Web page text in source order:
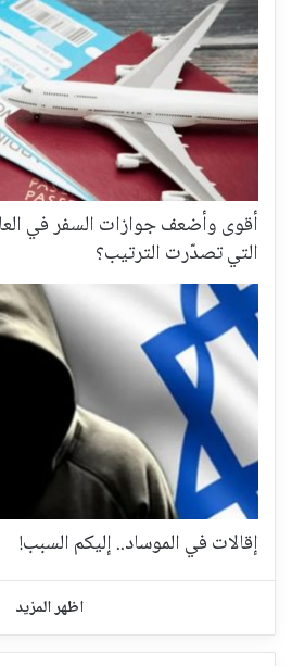
أقوى وأضعف جوازات السفر في
التي تصدّرت الترتيب؟
إقالات في الموساد.. إليكم السبب!
اظهر المزيد